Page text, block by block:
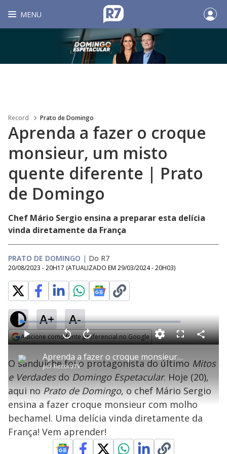
MENU
Record Prato de Domingo
Aprenda a fazer o croque
monsieur, um misto
quente diferente | Prato
de Domingo
Chef Mário Sergio ensina a preparar esta delícia
vinda diretamente da França
PRATO DE DOMINGO | Do R7
20/08/2023 - 20H17 (ATUALIZADO EM 29/03/2024 - 20H03)
A+ A-
Adicione como fonte preferencial no Google
P
l
a
Aprenda a fazer o croque monsieur, um misto quente diferente | Prato de Domingo
porRecordTV
P V
t
a
r
0
n
s
A
a
n
1
s
e
u
n
o
s
L
o
a
d
e
3
.
3
7
%
F
l
s
r
e
C
o
a
r
i
l
a
r
O sanduíche foi o protagonista do último Mitos
e Verdadesdo Domingo Espetacular. Hoje (20),
aqui noPrato de Domingo, o chef Mário Sergio
ensina a fazer croque monsieur com molho
bechamel. Uma delícia vinda diretamente da
França! Vem aprender!